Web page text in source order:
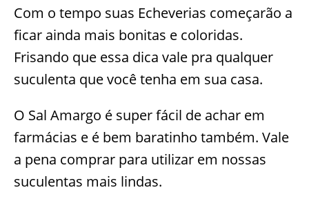
Com o tempo suas Echeverias começarão a
ficar ainda mais bonitas e coloridas.
Frisando que essa dica vale pra qualquer
suculenta que você tenha em sua casa.
O Sal Amargo é super fácil de achar em
farmácias e é bem baratinho também. Vale
a pena comprar para utilizar em nossas
suculentas mais lindas.